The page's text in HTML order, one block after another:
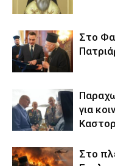
Στο
για
Στο